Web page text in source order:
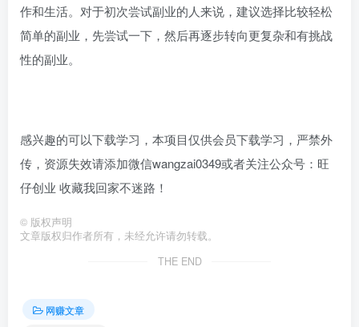
作和生活。对于初次尝试副业的人来说，建议选择比较轻松
简单的副业，先尝试一下，然后再逐步转向更复杂和有挑战
性的副业。
感兴趣的可以下载学习，本项目仅供会员下载学习，严禁外
传，资源失效请添加微信wangzai0349或者关注公众号：旺
仔创业 收藏我回家不迷路！
© 版权声明
文章版权归作者所有，未经允许请勿转载。
THE END
网赚文章